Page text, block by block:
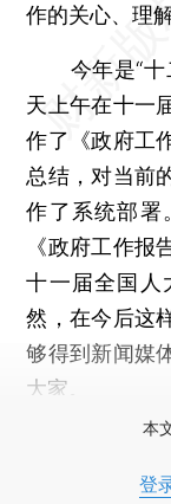
作的关心、理
今年是“十
天上午在十一
作了《政府工
总结，对当前
作了系统部署
《政府工作
十一届全国人
然，在今后这
够得到新闻媒
大家。
本
登